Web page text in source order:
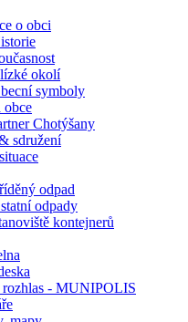
o obci
okolí
symboly
Chotýšany
sdružení
odpad
odpady
kontejnerů
- MUNIPOLIS